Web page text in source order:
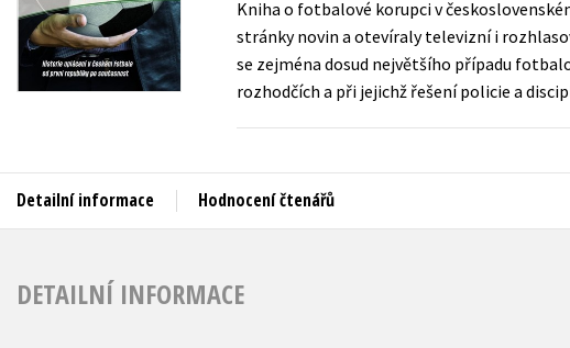
Auto - moto
Beletrie pro děti
Beletrie pro dospělé
Jazyky
Kalendáře
Všechny
Kniha o fotbalové korupci v
stránky novin a otevíraly televizní i
se zejména dosud největšího případu
rozhodčích a při jejichž řešení policie a
Detailní informace Hodnocení čtenářů
DETAILNÍ INFORMACE